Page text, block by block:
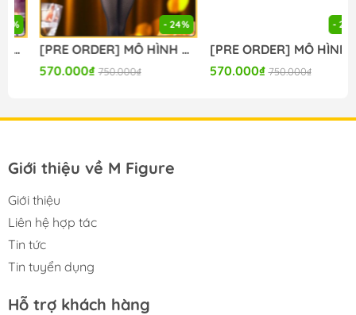
#gameprize #scalefigure
-----
- 24%
[PRE ORDER] MÔ HÌNH Seitokai ni mo Ana wa Aru! - Kotobuki Hisako - BiCute Bunnies (FuRyu) FIGURE CHÍNH HÃNG
570.000₫ 750.000₫
- 24%
[PRE ORDER] MÔ HÌNH To Aru Kagaku no Railgun - Misaka Mikoto - Moflock - Fluffy Bunny Ver. (Taito) FIGURE CHÍNH HÃNG
570.000₫ 750.000₫
Giới thiệu về M Figure
Giới thiệu
Liên hệ hợp tác
Tin tức
Tin tuyển dụng
Hỗ trợ khách hàng